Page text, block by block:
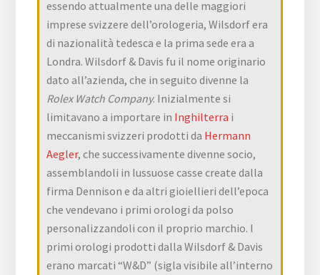
essendo attualmente una delle maggiori
imprese svizzere dell’orologeria, Wilsdorf era
di nazionalità tedesca e la prima sede era a
Londra. Wilsdorf & Davis fu il nome originario
dato all’azienda, che in seguito divenne la
Rolex Watch Company. Inizialmente si
limitavano a importare in Inghilterra i
meccanismi svizzeri prodotti da Hermann
Aegler, che successivamente divenne socio,
assemblandoli in lussuose casse create dalla
firma Dennison e da altri gioiellieri dell’epoca
che vendevano i primi orologi da polso
personalizzandoli con il proprio marchio. I
primi orologi prodotti dalla Wilsdorf & Davis
erano marcati “W&D” (sigla visibile all’interno